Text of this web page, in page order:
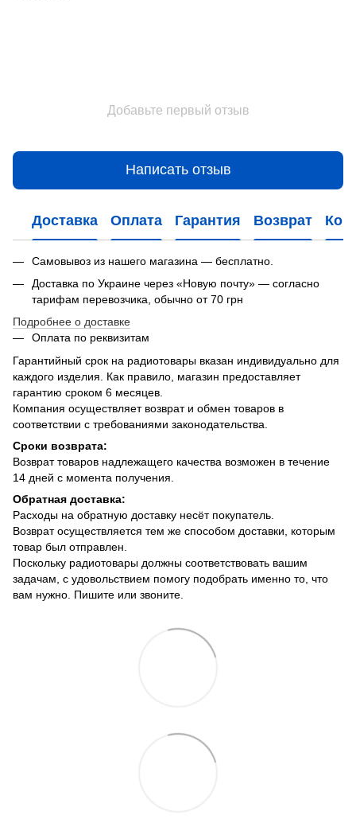
Добавьте первый отзыв
Написать отзыв
Доставка Оплата Гарантия Возврат
Самовывоз из нашего магазина — бесплатно.
Доставка по Украине через «Новую почту» — согласно
тарифам перевозчика, обычно от 70 грн
Подробнее о доставке
Оплата по реквизитам
Гарантийный срок на радиотовары вказан индивидуально для
каждого изделия. Как правило, магазин предоставляет
гарантию сроком 6 месяцев.
Компания осуществляет возврат и обмен товаров в
соответствии с требованиями законодательства.
Сроки возврата:
Возврат товаров надлежащего качества возможен в течение
14 дней с момента получения.
Обратная доставка:
Расходы на обратную доставку несёт покупатель.
Возврат осуществляется тем же способом доставки, которым
товар был отправлен.
Поскольку радиотовары должны соответствовать вашим
задачам, с удовольствием помогу подобрать именно то, что
вам нужно. Пишите или звоните.